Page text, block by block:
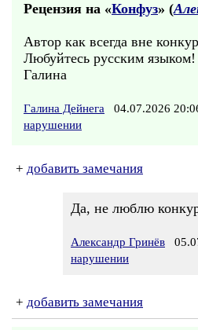
Рецензия на «Конфуз» (
Автор как всегда вне
Любуйтесь русским языком!
Галина
Галина Дейнега 04.07.2026
нарушении
+ добавить замечания
Да, не люблю
Александр Гринёв
нарушении
+ добавить замечания